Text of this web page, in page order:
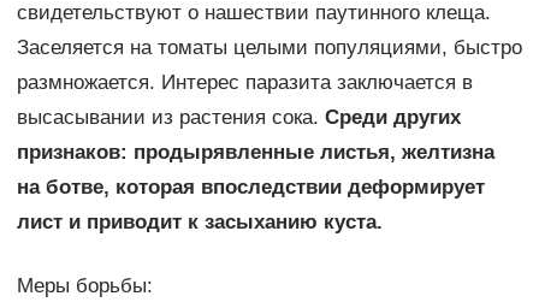
свидетельствуют о нашествии паутинного клеща.
Заселяется на томаты целыми популяциями, быстро
размножается. Интерес паразита заключается в
высасывании из растения сока. Среди других
признаков: продырявленные листья, желтизна
на ботве, которая впоследствии деформирует
лист и приводит к засыханию куста.
Меры борьбы: